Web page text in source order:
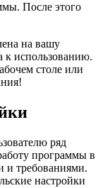
После этого
на вашу
к использованию.
столе или
ряд
программы в
и требованиями.
настройки